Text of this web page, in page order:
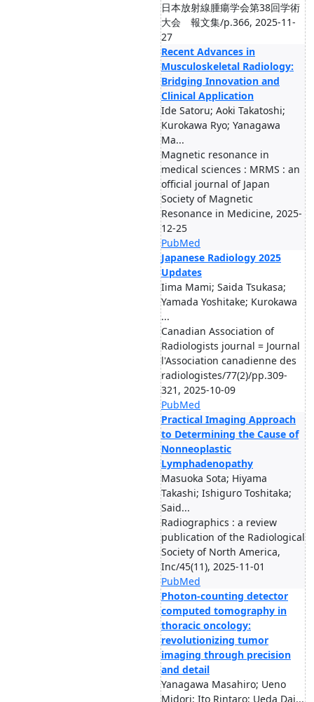
日本放射線腫瘍学会第38回学術
大会 報文集/p.366, 2025-11-
27
Recent Advances in
Musculoskeletal Radiology:
Bridging Innovation and
Clinical Application
Ide Satoru; Aoki Takatoshi;
Kurokawa Ryo; Yanagawa
Ma...
Magnetic resonance in
medical sciences : MRMS : an
official journal of Japan
Society of Magnetic
Resonance in Medicine, 2025-
12-25
PubMed
Japanese Radiology 2025
Updates
Iima Mami; Saida Tsukasa;
Yamada Yoshitake; Kurokawa
...
Canadian Association of
Radiologists journal = Journal
l'Association canadienne des
radiologistes/77(2)/pp.309-
321, 2025-10-09
PubMed
Practical Imaging Approach
to Determining the Cause of
Nonneoplastic
Lymphadenopathy
Masuoka Sota; Hiyama
Takashi; Ishiguro Toshitaka;
Said...
Radiographics : a review
publication of the Radiological
Society of North America,
Inc/45(11), 2025-11-01
PubMed
Photon-counting detector
computed tomography in
thoracic oncology:
revolutionizing tumor
imaging through precision
and detail
Yanagawa Masahiro; Ueno
Midori; Ito Rintaro; Ueda Dai...